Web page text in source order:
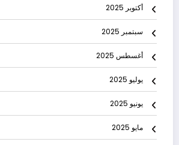
أكتوبر 2025
سبتمبر 2025
أغسطس 2025
يوليو 2025
يونيو 2025
مايو 2025